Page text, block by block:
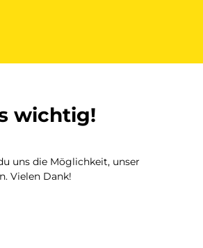
wichtig!
uns die Möglichkeit, unser
Vielen Dank!